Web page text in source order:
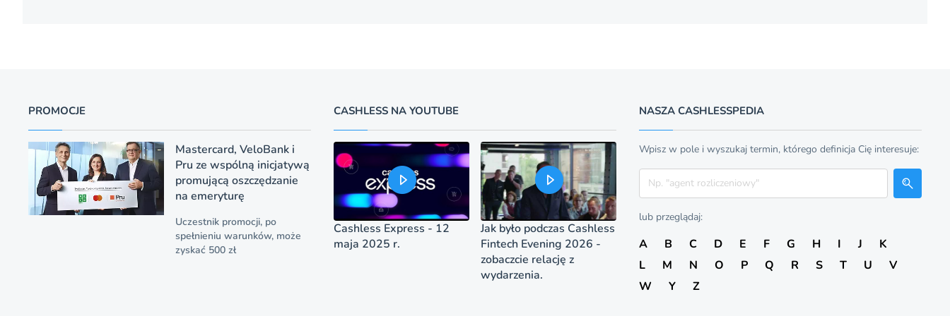
PROMOCJE
Mastercard, VeloBank i
Pru ze wspólną inicjatywą
promującą oszczędzanie
na emeryturę
Uczestnik promocji, po
spełnieniu warunków, może
zyskać 500 zł
CASHLESS NA YOUTUBE
Cashless Express - 12
maja 2025 r.
Jak było podczas Cashless
Fintech Evening 2026 -
zobaczcie relację z
wydarzenia.
NASZA CASHLESSPEDIA
Wpisz w pole i wyszukaj termin, którego definicja Cię interesuje:
Szukaj
lub przeglądaj:
A B C D E F G H I J
K
L
M N O P Q R S T U
V
W
Y Z